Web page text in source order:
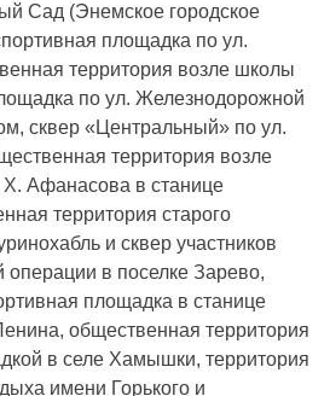
Сад (Энемское городское
площадка по ул.
территория возле школы
по ул. Железнодорожной
сквер «Центральный» по ул.
территория возле
Афанасова в станице
территория старого
и сквер участников
операции в поселке Зарево,
площадка в станице
общественная территория
в селе Хамышки, территория
имени Горького и